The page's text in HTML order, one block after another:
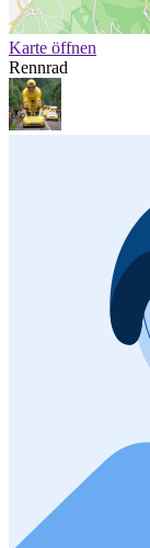
Karte öffnen
Rennrad